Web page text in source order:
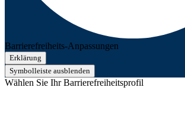
Barrierefreiheits-Anpassungen
Erklärung
Symbolleiste ausblenden
Wählen Sie Ihr Barrierefreiheitsprofil